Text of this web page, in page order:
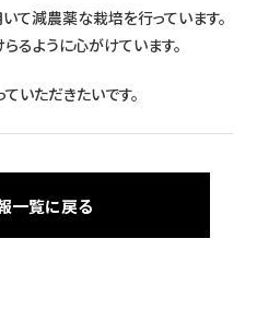
メーション
出店応募受付
減農薬な栽培を行っています。
るように心がけています。
いただきたいです。
一覧に戻る